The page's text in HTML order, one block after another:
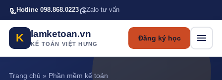
Bỏ qua tới nội dung chính
Hotline 098.868.0223 Zalo tư vấn
K lamketoan.vn
KẾ TOÁN VIỆT HƯNG
Đăng ký học
Trang chủ » Phần mềm kế toán